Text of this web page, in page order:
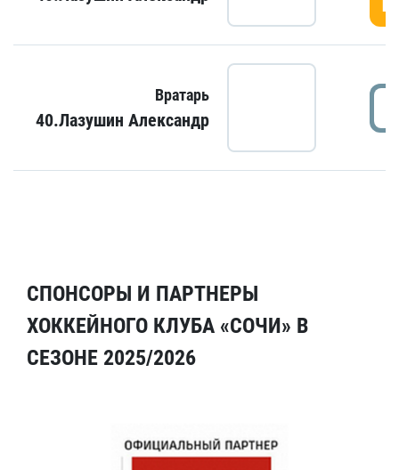
Вратарь
40.Лазушин Александр
СПОНСОРЫ И ПАРТНЕРЫ
ХОККЕЙНОГО КЛУБА «СОЧИ» В
СЕЗОНЕ 2025/2026